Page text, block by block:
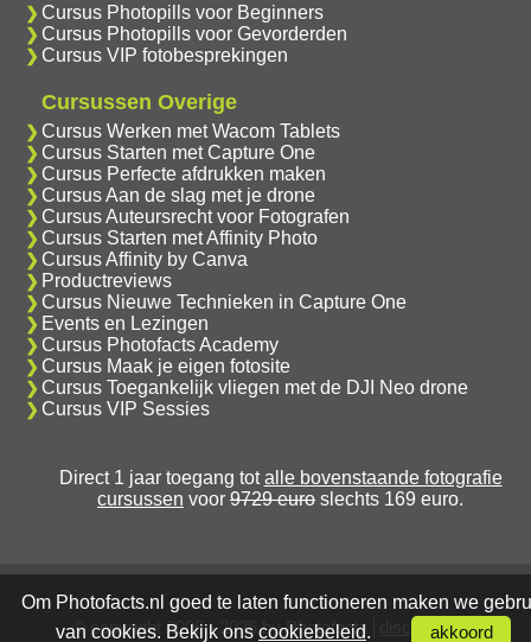
Cursus Photopills voor Beginners
Cursus Photopills voor Gevorderden
Cursus VIP fotobesprekingen
Cursussen Overige
Cursus Werken met Wacom Tablets
Cursus Starten met Capture One
Cursus Perfecte afdrukken maken
Cursus Aan de slag met je drone
Cursus Auteursrecht voor Fotografen
Cursus Starten met Affinity Photo
Cursus Affinity by Canva
Productreviews
Cursus Nieuwe Technieken in Capture One
Events en Lezingen
Cursus Photofacts Academy
Cursus Maak je eigen fotosite
Cursus Toegankelijk vliegen met de DJI Neo drone
Cursus VIP Sessies
Direct 1 jaar toegang totalle bovenstaande fotografie
cursussen voor 9729 euro slechts 169 euro.
© copyright 2006 - 2026 by Photofacts disclaimer
Om Photofacts.nl goed te laten functioneren maken we
van cookies. Bekijk ons cookiebeleid. akkoord